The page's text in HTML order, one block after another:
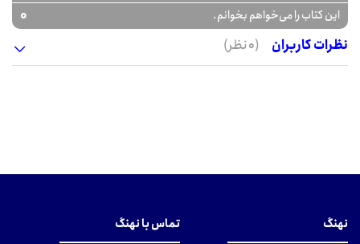
این کتاب را می‌خواهم بخوانم.
0
نظرات کاربران
(0 نظر)
نهنگ تماس با نهنگ